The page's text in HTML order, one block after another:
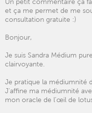
et ça me permet de me
consultation gratuite :)
Bonjour,
Je suis Sandra Médium
clairvoyante.
Je pratique la médiumnité
J'affine ma médiumnité
mon oracle de l’œil de